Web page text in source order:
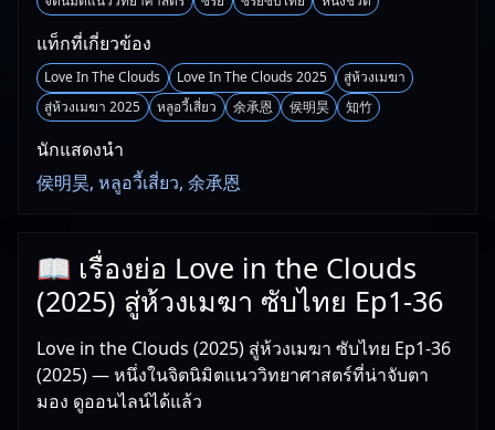
แท็กที่เกี่ยวข้อง
Love In The Clouds Love In The Clouds 2025
สู่ห้วงเมฆา
สู่ห้วงเมฆา 2025
หลูอวี้เสี่ยว 余承恩 侯明昊 知竹
นักแสดงนำ
侯明昊, หลูอวี้เสี่ยว, 余承恩
📖 เรื่องย่อ Love in the Clouds
(2025) สู่ห้วงเมฆา ซับไทย Ep1-36
Love in the Clouds (2025) สู่ห้วงเมฆา ซับไทย Ep1-36
(2025) — หนึ่งในจิตนิมิตแนววิทยาศาสตร์ที่น่าจับตา
มอง ดูออนไลน์ได้แล้ว